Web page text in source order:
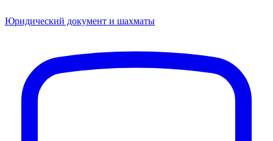
Юридический документ и шахматы